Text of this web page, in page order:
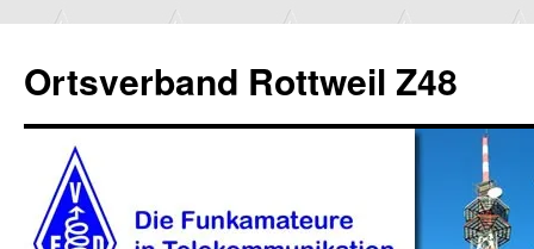
Ortsverband Rottweil Z48